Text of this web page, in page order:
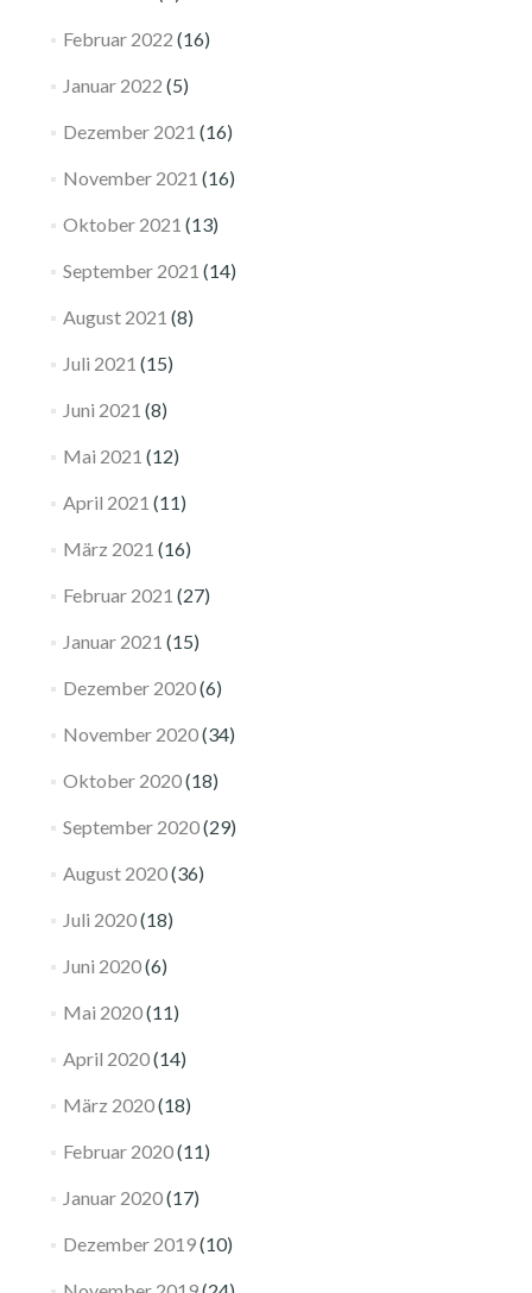
Februar 2022 (16)
Januar 2022 (5)
Dezember 2021 (16)
November 2021 (16)
Oktober 2021 (13)
September 2021 (14)
August 2021 (8)
Juli 2021 (15)
Juni 2021 (8)
Mai 2021 (12)
April 2021 (11)
März 2021 (16)
Februar 2021 (27)
Januar 2021 (15)
Dezember 2020(6)
November 2020(34)
Oktober 2020(18)
September 2020(29)
August 2020(36)
Juli 2020(18)
Juni 2020(6)
Mai 2020(11)
April 2020(14)
März 2020(18)
Februar 2020(11)
Januar 2020(17)
Dezember 2019(10)